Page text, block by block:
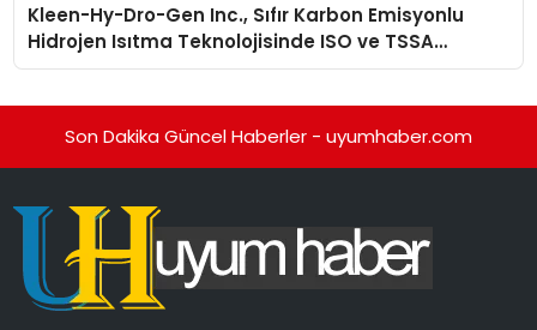
Kleen-Hy-Dro-Gen Inc., Sıfır Karbon Emisyonlu
Hidrojen Isıtma Teknolojisinde ISO ve TSSA
Düzenleyici Onaylarını Aldı
Son Dakika Güncel Haberler - uyumhaber.com